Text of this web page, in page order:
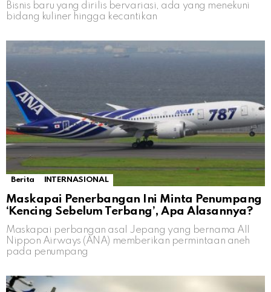
Bisnis baru yang dirilis bervariasi, ada yang menekuni
bidang kuliner hingga kecantikan
Berita INTERNASIONAL
Maskapai Penerbangan Ini Minta Penumpang
‘Kencing Sebelum Terbang’, Apa Alasannya?
Maskapai perbangan asal Jepang yang bernama All
Nippon Airways (ANA) memberikan permintaan aneh
pada penumpang